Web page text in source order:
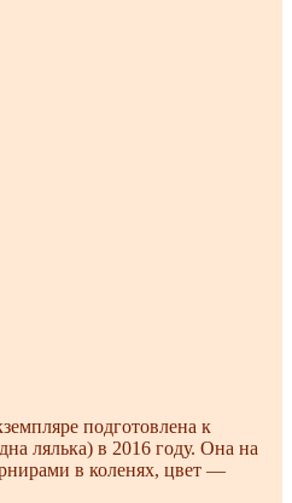
подготовлена к
лялька) в 2016 году. Она на
в коленях, цвет —